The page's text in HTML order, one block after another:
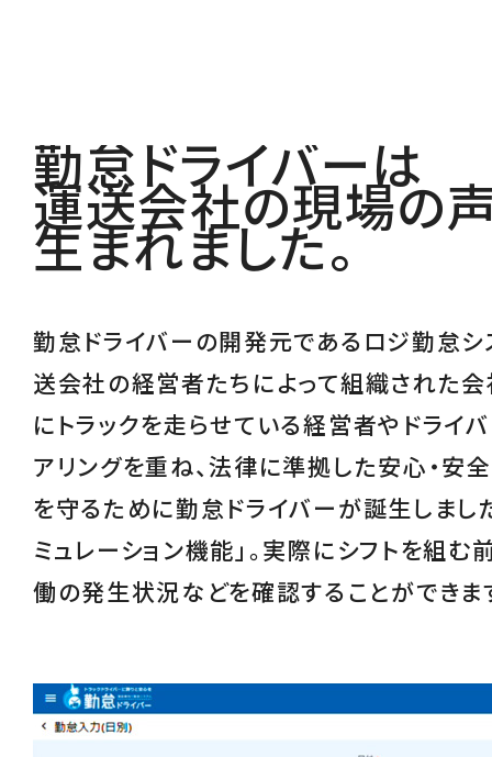
勤怠ドライバーは
運送会社の現場の
生まれました。
勤怠ドライバーの開発元であるロジ勤怠シ
送会社の経営者たちによって組織された
にトラックを走らせている経営者やドライ
アリングを重ね、法律に準拠した安心・安
を守るために勤怠ドライバーが誕生しまし
ミュレーション機能 」。実際にシフトを組
働の発生状況などを確認することができま